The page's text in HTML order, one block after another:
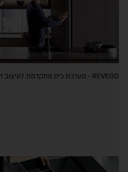
REVEGO - מערכת כיס מתקדמת לעיצוב המרחב